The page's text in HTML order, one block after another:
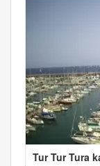
Tur Tur Tura